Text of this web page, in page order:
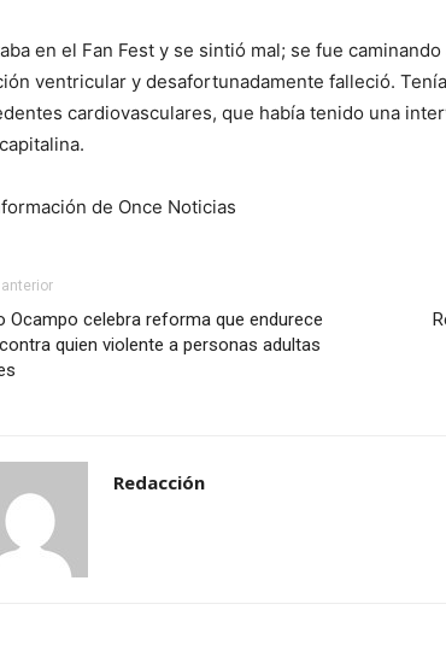
en el Fan Fest y se sintió mal; se fue
ventricular y desafortunadamente falleció.
cardiovasculares, que había tenido una
de Once Noticias
Ocampo celebra reforma que endurece
quien violente a personas adultas
Redacción